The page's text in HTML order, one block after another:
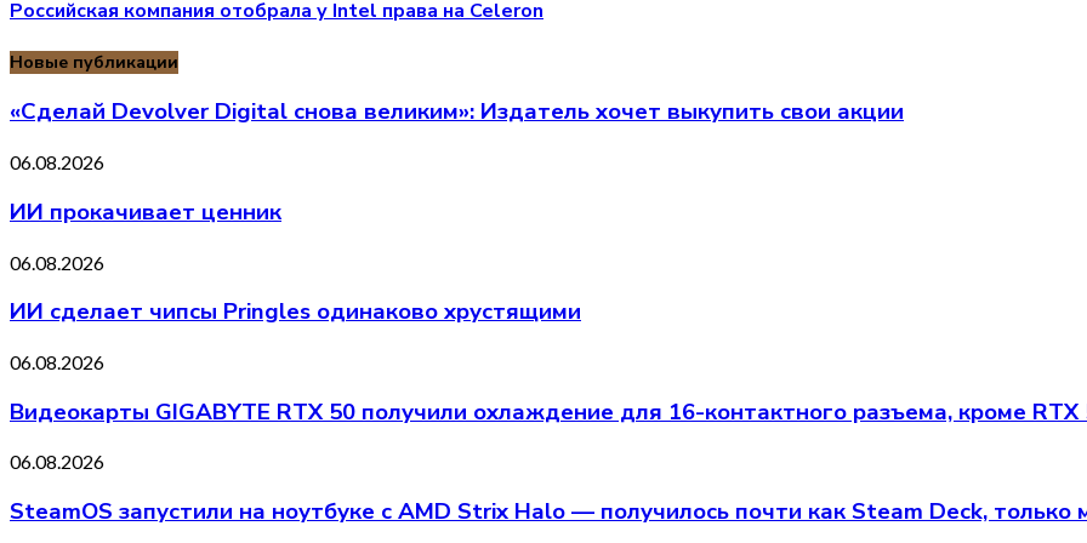
Российская компания отобрала у Intel права на Celeron
Новые публикации
«Сделай Devolver Digital снова великим»: Издатель хочет выкупить свои акции
06.08.2026
ИИ прокачивает ценник
06.08.2026
ИИ сделает чипсы Pringles одинаково хрустящими
06.08.2026
Видеокарты GIGABYTE RTX 50 получили охлаждение для 16-контактного разъема, кроме RTX
06.08.2026
SteamOS запустили на ноутбуке с AMD Strix Halo — получилось почти как Steam Deck, только